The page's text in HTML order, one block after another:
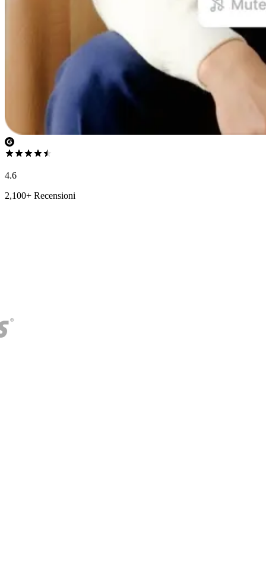
4.6
2,100+ Recensioni